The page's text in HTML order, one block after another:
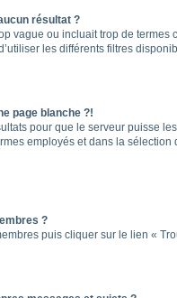
résultat ?
vague ou incluait trop de termes
les différents filtres
page blanche ?!
pour que le serveur puisse
employés et dans la
?
puis cliquer sur le lien «